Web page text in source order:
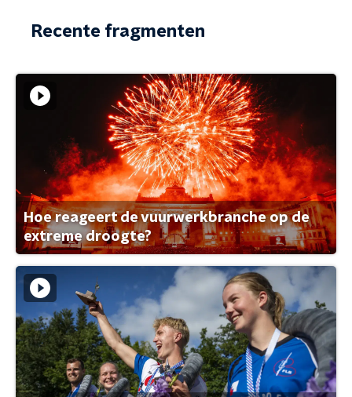
Recente fragmenten
Hoe reageert de vuurwerkbranche op de
extreme droogte?